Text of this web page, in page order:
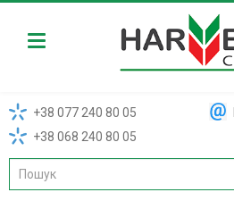
Harvest
+38 077 240 80 05
+38 068 240 80 05